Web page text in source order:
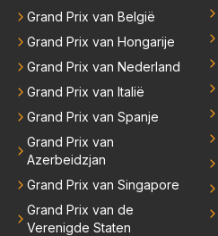
Grand Prix van België
Grand Prix van Hongarije
Grand Prix van Nederland
Grand Prix van Italië
Grand Prix van Spanje
Grand Prix van
Azerbeidzjan
Grand Prix van Singapore
Grand Prix van de
Verenigde Staten